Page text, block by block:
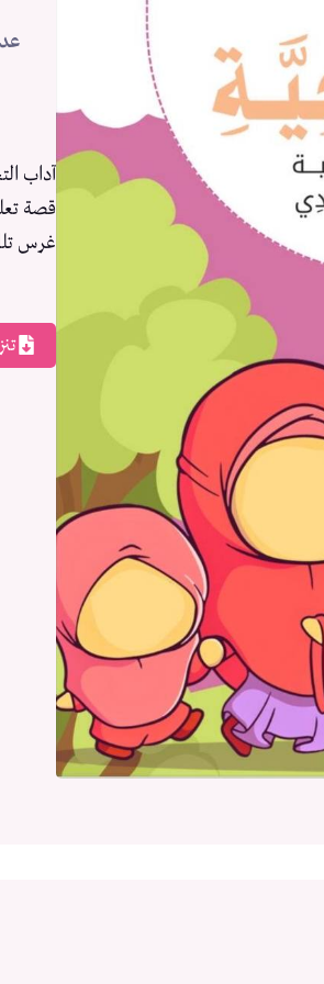
آداب
قصة
غرس